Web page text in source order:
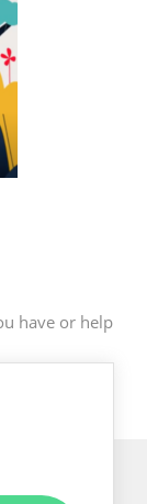
have or help